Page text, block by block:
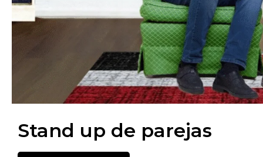
Stand up de parejas